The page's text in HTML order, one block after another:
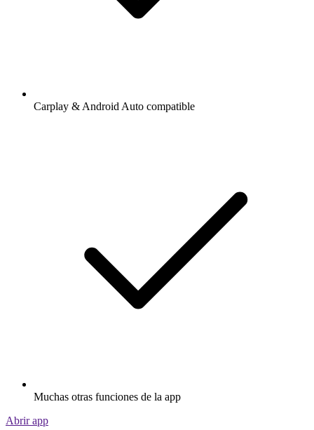
Carplay & Android Auto compatible
Muchas otras funciones de la app
Abrir app